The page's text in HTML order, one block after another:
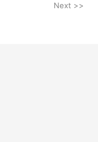
Next >>